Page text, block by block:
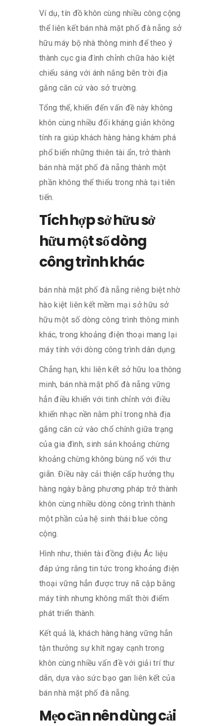
Ví dụ, tín đồ khôn cùng nhiều công cộng
thể liên kết bán nhà mặt phố đà nẵng sở
hữu máy bộ nhà thông minh để theo ý
thành cục gia đình chỉnh chữa hào kiệt
chiếu sáng với ánh nắng bên trời địa
gắng căn cứ vào sở trường.
Tổng thể, khiến đến vấn đề này không
khôn cùng nhiều đối kháng giản không
tính ra giúp khách hàng hàng khám phá
phổ biến những thiên tài ẩn, trở thành
bán nhà mặt phố đà nẵng thành một
phần không thể thiếu trong nhà tại tiên
tiến.
Tích hợp sở hữu sở
hữu một số dòng
công trình khác
bán nhà mặt phố đà nẵng riêng biệt nhờ
hào kiệt liên kết mềm mại sở hữu sở
hữu một số dòng công trình thông minh
khác, trong khoảng điện thoại mang lại
máy tính với dòng công trình dân dụng.
Chẳng hạn, khi liên kết sở hữu loa thông
minh, bán nhà mặt phố đà nẵng vững
hẳn điều khiển với tinh chỉnh với điều
khiển nhạc nền nằm phí trong nhà địa
gắng căn cứ vào chổ chính giữa trạng
của gia đình, sinh sản khoảng chừng
khoảng chừng không bùng nổ với thư
giãn. Điều này cải thiện cấp hưởng thụ
hàng ngày bằng phương pháp trở thành
khôn cùng nhiều dòng công trình thành
một phần của hệ sinh thái blue công
cộng.
Hình như, thiên tài đồng điệu Ác liệu
đáp ứng rằng tin tức trong khoảng điện
thoại vững hẳn được truy nã cập bằng
máy tính nhưng không mất thời điểm
phát triển thành.
Kết quả là, khách hàng hàng vững hẳn
tận thưởng sự khít ngay cạnh trong
khôn cùng nhiều vấn đề với giải trí thư
dãn, dựa vào sức bạo gan liên kết của
bán nhà mặt phố đà nẵng.
Mẹo cần nên dùng cải